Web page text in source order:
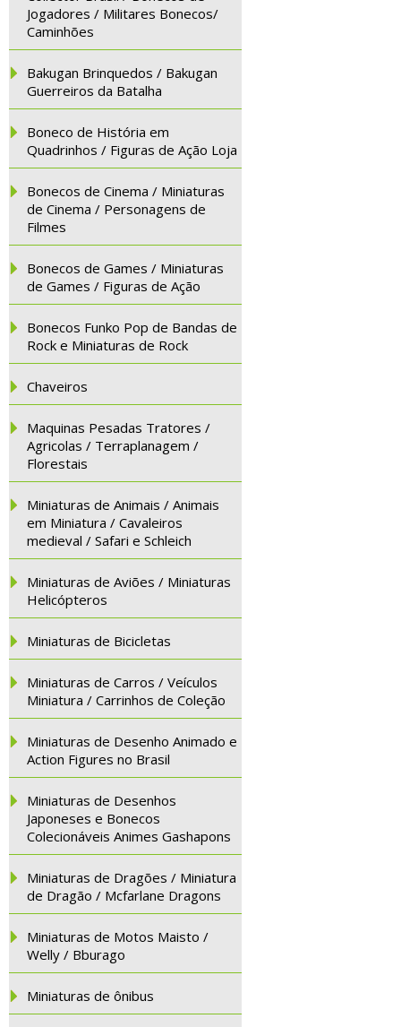
Jogadores / Militares Bonecos/
Caminhões
Bakugan Brinquedos / Bakugan
Guerreiros da Batalha
Boneco de História em
Quadrinhos / Figuras de Ação Loja
Bonecos de Cinema / Miniaturas
de Cinema / Personagens de
Filmes
Bonecos de Games / Miniaturas
de Games / Figuras de Ação
Bonecos Funko Pop de Bandas de
Rock e Miniaturas de Rock
Chaveiros
Maquinas Pesadas Tratores /
Agricolas / Terraplanagem /
Florestais
Miniaturas de Animais / Animais
em Miniatura / Cavaleiros
medieval / Safari e Schleich
Miniaturas de Aviões / Miniaturas
Helicópteros
Miniaturas de Bicicletas
Miniaturas de Carros / Veículos
Miniatura / Carrinhos de Coleção
Miniaturas de Desenho Animado e
Action Figures no Brasil
Miniaturas de Desenhos
Japoneses e Bonecos
Colecionáveis Animes Gashapons
Miniaturas de Dragões / Miniatura
de Dragão / Mcfarlane Dragons
Miniaturas de Motos Maisto /
Welly / Bburago
Miniaturas de ônibus